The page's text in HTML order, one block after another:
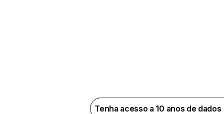
Tenha acesso a 10 anos de